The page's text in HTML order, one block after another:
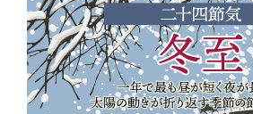
ど
し)
｜
丙
午